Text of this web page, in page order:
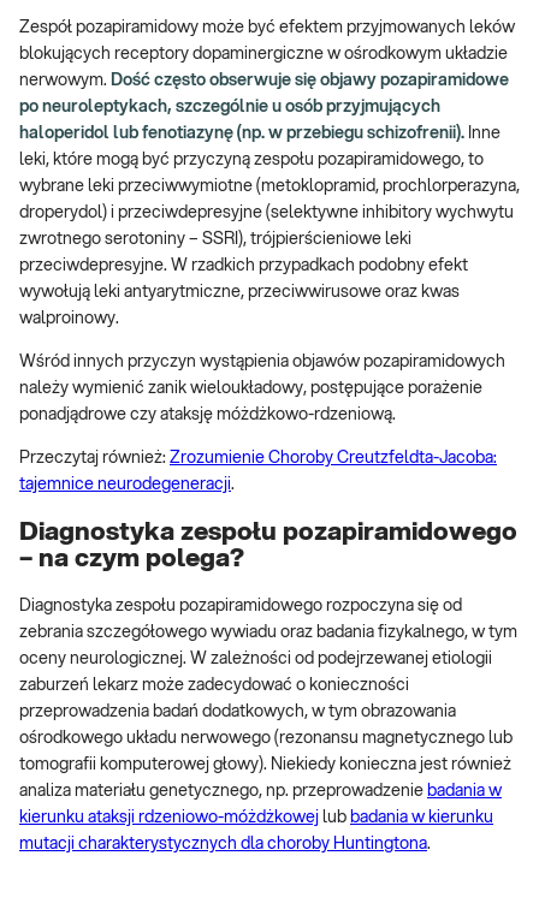
Zespół pozapiramidowy może być efektem przyjmowanych leków
blokujących receptory dopaminergiczne w ośrodkowym układzie
nerwowym. Dość często obserwuje się objawy pozapiramidowe
po neuroleptykach, szczególnie u osób przyjmujących
haloperidol lub fenotiazynę (np. w przebiegu schizofrenii). Inne
leki, które mogą być przyczyną zespołu pozapiramidowego, to
wybrane leki przeciwwymiotne (metoklopramid, prochlorperazyna,
droperydol) i przeciwdepresyjne (selektywne inhibitory wychwytu
zwrotnego serotoniny – SSRI), trójpierścieniowe leki
przeciwdepresyjne. W rzadkich przypadkach podobny efekt
wywołują leki antyarytmiczne, przeciwwirusowe oraz kwas
walproinowy.
Wśród innych przyczyn wystąpienia objawów pozapiramidowych
należy wymienić zanik wieloukładowy, postępujące porażenie
ponadjądrowe czy ataksję móżdżkowo-rdzeniową.
Przeczytaj również: Zrozumienie Choroby Creutzfeldta-Jacoba:
tajemnice neurodegeneracji.
Diagnostyka zespołu pozapiramidowego
– na czym polega?
Diagnostyka zespołu pozapiramidowego rozpoczyna się od
zebrania szczegółowego wywiadu oraz badania fizykalnego, w tym
oceny neurologicznej. W zależności od podejrzewanej etiologii
zaburzeń lekarz może zadecydować o konieczności
przeprowadzenia badań dodatkowych, w tym obrazowania
ośrodkowego układu nerwowego (rezonansu magnetycznego lub
tomografii komputerowej głowy). Niekiedy konieczna jest również
analiza materiału genetycznego, np. przeprowadzenie badania w
kierunku ataksji rdzeniowo-móżdżkowej lub badania w kierunku
mutacji charakterystycznych dla choroby Huntingtona.